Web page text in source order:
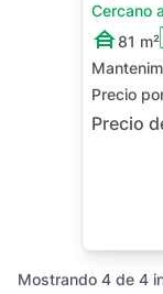
Cercano
81 m²
Precio
Precio
Mostrando 4 de 4